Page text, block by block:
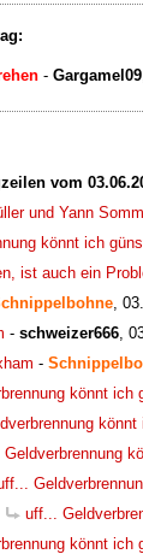
- Gargamel09
vom
und Yann
könnt ich
ist auch ein
- schweizer666
-
könnt ich
könnt
uff...
könnt ich